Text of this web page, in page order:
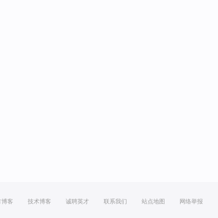
博客 技术博客 诚聘英才 联系我们 站点地图 网络举报